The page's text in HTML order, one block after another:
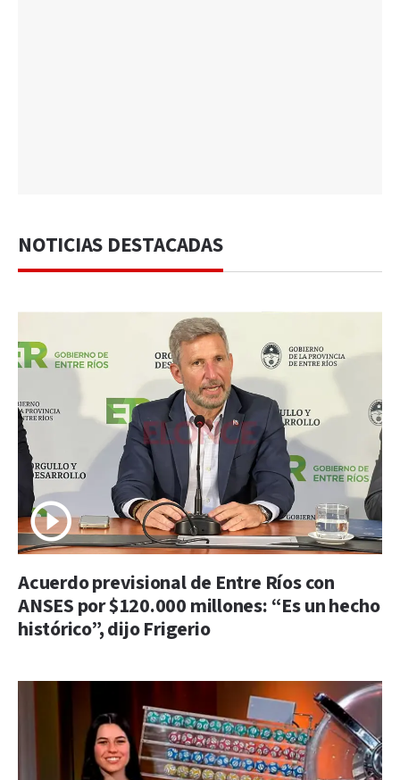
NOTICIAS DESTACADAS
Acuerdo previsional de Entre Ríos con
ANSES por $120.000 millones: “Es un hecho
histórico”, dijo Frigerio